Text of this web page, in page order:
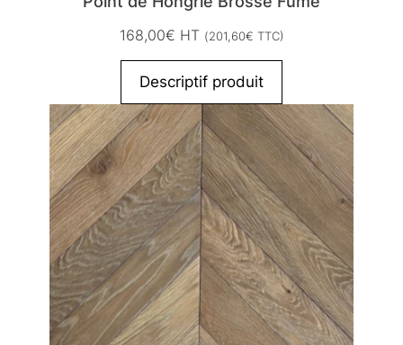
168,00€ HT (201,60€ TTC)
Descriptif produit